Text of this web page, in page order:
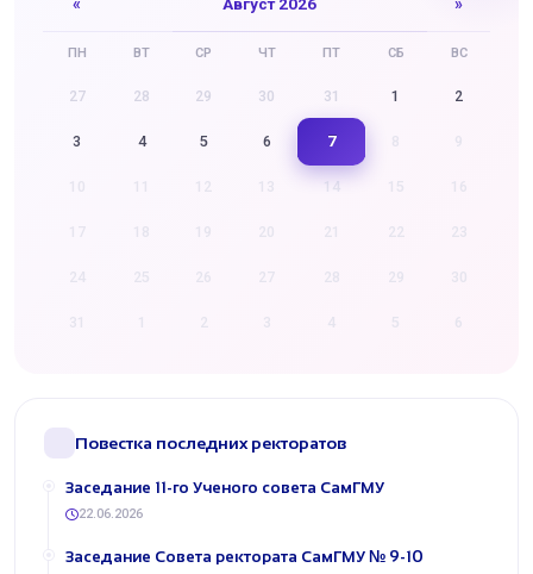
ПН ВТ СР ЧТ ПТ СБ ВС
27 28 29 30 31 1 2
3 4 5 6 7
14 16
22 23
29 30
4 5 6
Повестка последних ректоратов
​Заседание 11-го Ученого совета СамГМУ
22.06.2026
​Заседание Совета ректората СамГМУ № 9-10